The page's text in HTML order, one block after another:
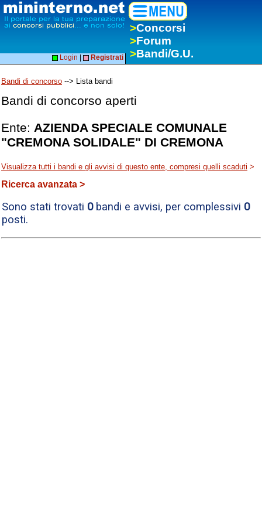
>Concorsi
>Forum
>Bandi/G.U.
Login Registrati
Bandi di concorso --> Lista bandi
Bandi di concorso aperti
Ente: AZIENDA SPECIALE COMUNALE
"CREMONA SOLIDALE" DI CREMONA
Visualizza tutti i bandi e gli avvisi di questo ente, compresi quelli scaduti >
Ricerca avanzata >
Sono stati trovati 0bandi e avvisi, per complessivi 0
posti.